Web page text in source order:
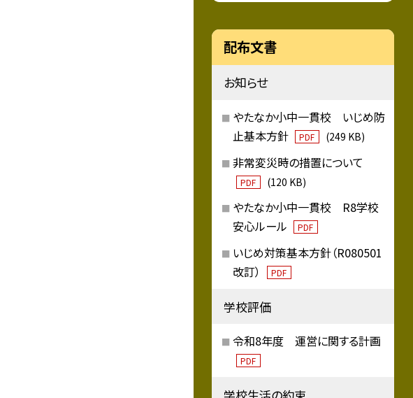
配布文書
お知らせ
やたなか小中一貫校 いじめ防
止基本方針
PDF (249 KB)
非常変災時の措置について
PDF (120 KB)
やたなか小中一貫校 R8学校
安心ルール
PDF
いじめ対策基本方針（R080501
改訂）
PDF
学校評価
令和8年度 運営に関する計画
PDF